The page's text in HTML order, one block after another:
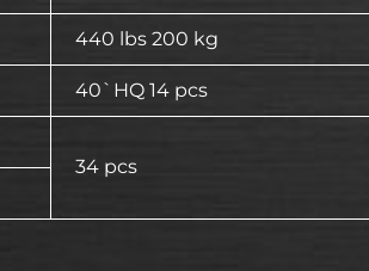
440 lbs 200 kg
40`HQ 14 pcs
34 pcs